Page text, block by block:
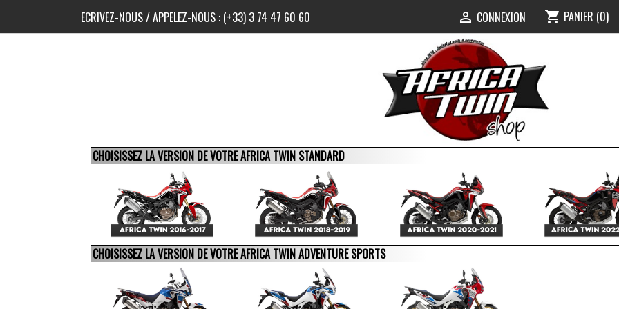
ECRIVEZ-NOUS/ APPELEZ-NOUS : (+33) 3 74 47 60 60  CONNEXION shopping_cart PANIER (0)
CHOISISSEZ LA VERSION DE VOTRE AFRICA TWIN STANDARD
CHOISISSEZ LA VERSION DE VOTRE AFRICA TWIN ADVENTURE SPORTS